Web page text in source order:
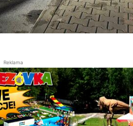
Reklama